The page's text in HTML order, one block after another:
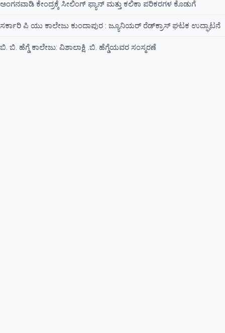
ಅಂಗನವಾಡಿ ಕೇಂದ್ರಕ್ಕೆ ಸೀಲಿಂಗ್ ಫ್ಯಾನ್ ಮತ್ತು ಕಲಿಕಾ ಪರಿಕರಗಳ ಕೊಡುಗೆ
ಸರ್ಕಾರಿ ಪಿ ಯು ಕಾಲೇಜು ಕುಂದಾಪುರ : ಜ್ಯೂನಿಯರ್‌ ರೆಡ್‌ಕ್ರಾಸ್‌ ಘಟಕ ಉದ್ಘಾಟನೆ
ಬಿ. ಬಿ. ಹೆಗ್ಡೆ ಕಾಲೇಜು: ವಿಶಾಲಾಕ್ಷಿ .ಬಿ. ಹೆಗ್ಡೆಯವರ ಸಂಸ್ಮರಣೆ